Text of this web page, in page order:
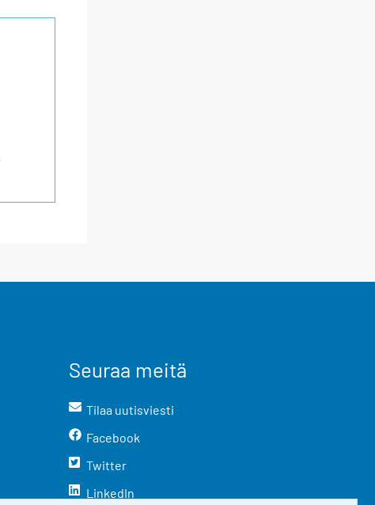
Seuraa meitä
Tilaa uutisviesti
Facebook
Twitter
LinkedIn